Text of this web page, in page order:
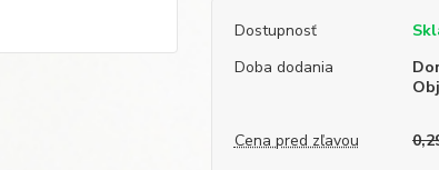
Dostupnosť
Doba dodania
Cena pred zľavou